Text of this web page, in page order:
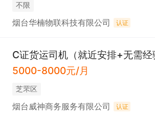
不限
烟台华楠物联科技有限公司 认证
C证货运司机（就近安排+无需经
5000-8000元/月
芝罘区
烟台威神商务服务有限公司 认证